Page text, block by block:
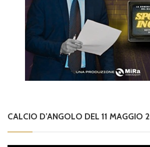
CALCIO D’ANGOLO DEL 11 MAGGIO